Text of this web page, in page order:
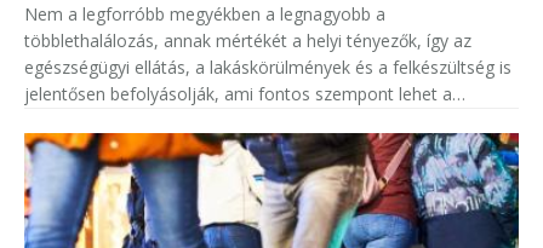
Nem a legforróbb megyékben a legnagyobb a
többlethalálozás, annak mértékét a helyi tényezők, így az
egészségügyi ellátás, a lakáskörülmények és a felkészültség is
jelentősen befolyásolják, ami fontos szempont lehet a